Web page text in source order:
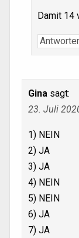
Damit 14
Gina sagt:
23. Juli
1) NEIN
2) JA
3) JA
4) NEIN
5) NEIN
6) JA
7) JA